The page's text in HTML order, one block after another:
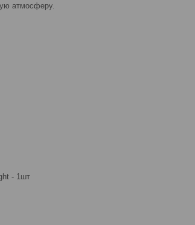
атмосферу.
- 1шт